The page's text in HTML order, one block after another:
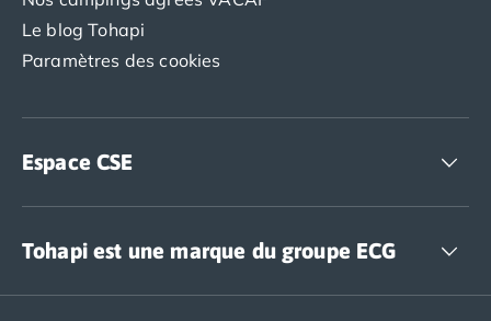
Le blog Tohapi
Paramètres des cookies
Espace CSE
Tohapi est une marque du groupe ECG